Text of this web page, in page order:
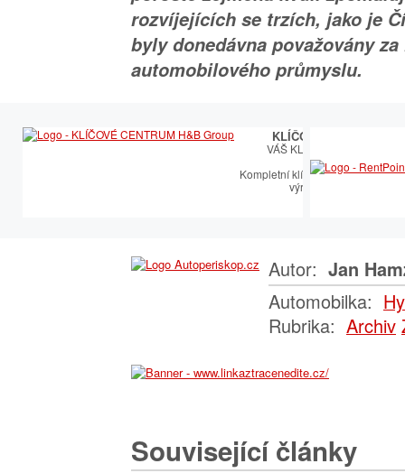
rozvíjejících se trzích, jako je
byly donedávna považovány
automobilového průmyslu.
KLÍČOVÉ CENTRUM
VÁŠ KLÍČOVÝ PARTNER
Kompletní klíčařský sortiment
výroby autoklíčů
Autor: Jan
Automobilka:
Rubrika: Archiv
Související články